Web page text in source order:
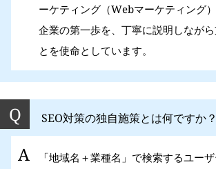
ーケティング（Webマーケティング
企業の第一歩を、丁寧に説明しなが
とを使命としています。
SEO対策の独自施策とは何ですか？
「地域名＋業種名」で検索するユー